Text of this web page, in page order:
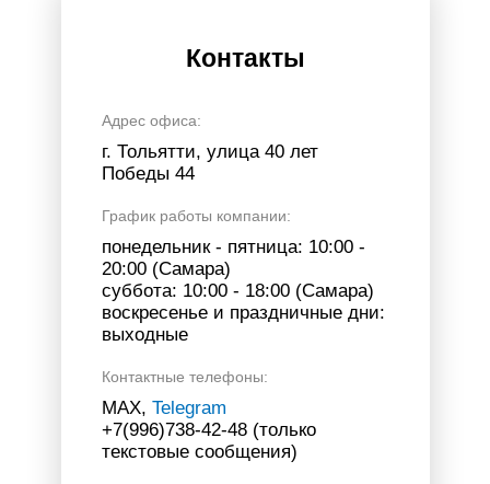
Контакты
Адрес офиса:
г. Тольятти, улица 40 лет
Победы 44
График работы компании:
понедельник - пятница: 10:00 -
20:00 (Самара)
суббота: 10:00 - 18:00 (Самара)
воскресенье и праздничные дни:
выходные
Контактные телефоны:
МАХ, Telegram
+7(996)738-42-48 (только
текстовые сообщения)